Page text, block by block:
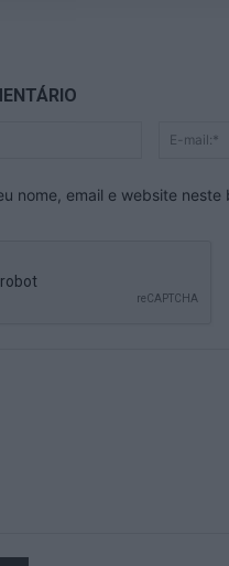
Nome:*
nome, email e website